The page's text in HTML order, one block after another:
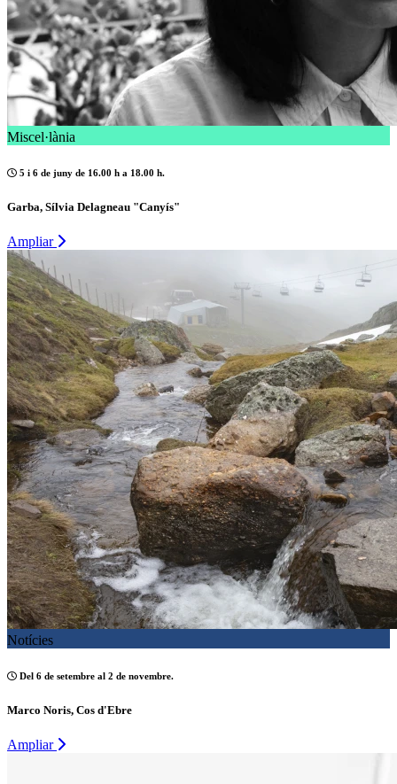
Miscel·lània
5 i 6 de juny de 16.00 h a 18.00 h.
Garba, Sílvia Delagneau "Canyís"
Ampliar
Notícies
Del 6 de setembre al 2 de novembre.
Marco Noris, Cos d'Ebre
Ampliar